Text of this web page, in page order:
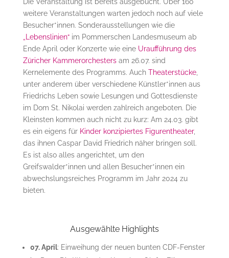
weitere Veranstaltungen warten jedoch noch auf viele
Besucher*innen. Sonderausstellungen wie die
„Lebenslinien“im Pommerschen Landesmuseum ab
Ende April oder Konzerte wie eine Uraufführung des
Züricher Kammerorchestersam 26.07. sind
Kernelemente des Programms. Auch Theaterstücke,
unter anderem über verschiedene Künstler*innen aus
Friedrichs Leben sowie Lesungen und Gottesdienste
im Dom St. Nikolai werden zahlreich angeboten. Die
Kleinsten kommen auch nicht zu kurz: Am 24.03. gibt
es ein eigens für Kinder konzipiertes Figurentheater,
das ihnen Caspar David Friedrich näher bringen soll.
Es ist also alles angerichtet, um den
Greifswalder*innen und allen Besucher*innen ein
abwechslungsreiches Programm im Jahr 2024 zu
bieten.
Ausgewählte Highlights
07. April: Einweihung der neuen bunten CDF-Fenster